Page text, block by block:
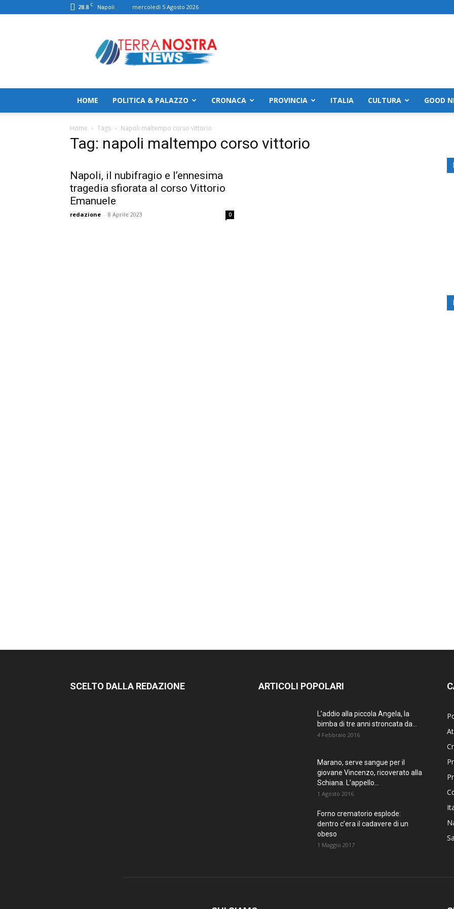
28.8 C Napoli mercoledì 5 Agosto 2026
HOME POLITICA & PALAZZO CRONACA PROVINCIA ITALIA CULTURA GOOD
Home Tags Napoli maltempo corso vittorio
Tag: napoli maltempo corso vittorio
Napoli, il nubifragio e l’ennesima
tragedia sfiorata al corso Vittorio
Emanuele
redazione - 8 Aprile 2023 0
SCELTO DALLA REDAZIONE ARTICOLI POPOLARI
L’addio alla piccola Angela, la
bimba di tre anni stroncata da...
4 Febbraio 2016
Marano, serve sangue per il
giovane Vincenzo, ricoverato alla
Schiana. L’appello...
1 Agosto 2016
Forno crematorio esplode:
dentro c’era il cadavere di un
obeso
1 Maggio 2017